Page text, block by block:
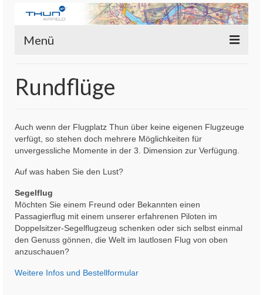
Menü
Piloten
Fluggruppen
Rundflüge
Login-Mitgliederbereich
Rundflüge
Auch wenn der Flugplatz Thun über keine eigenen Flugzeuge
verfügt, so stehen doch mehrere Möglichkeiten für
unvergessliche Momente in der 3. Dimension zur Verfügung.
Auf was haben Sie den Lust?
Segelflug
Möchten Sie einem Freund oder Bekannten einen
Passagierflug mit einem unserer erfahrenen Piloten im
Doppelsitzer-Segelflugzeug schenken oder sich selbst einmal
den Genuss gönnen, die Welt im lautlosen Flug von oben
anzuschauen?
Weitere Infos und Bestellformular